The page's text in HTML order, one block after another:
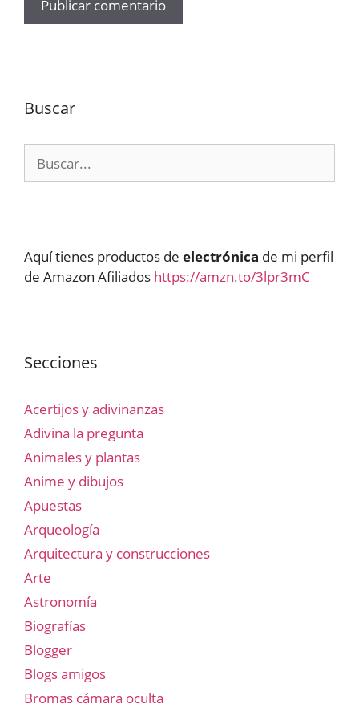
Buscar
Aquí tienes productos de electrónica de mi perfil
de Amazon Afiliados https://amzn.to/3lpr3mC
Secciones
Acertijos y adivinanzas
Adivina la pregunta
Animales y plantas
Anime y dibujos
Apuestas
Arqueología
Arquitectura y construcciones
Arte
Astronomía
Biografías
Blogger
Blogs amigos
Bromas cámara oculta